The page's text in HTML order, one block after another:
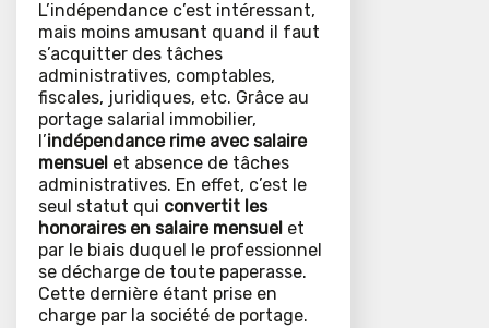
L’indépendance c’est intéressant,
mais moins amusant quand il faut
s’acquitter des tâches
administratives, comptables,
fiscales, juridiques, etc. Grâce au
portage salarial immobilier,
l’indépendance rime avec salaire
mensuel et absence de tâches
administratives. En effet, c’est le
seul statut qui convertit les
honoraires en salaire mensuel et
par le biais duquel le professionnel
se décharge de toute paperasse.
Cette dernière étant prise en
charge par la société de portage.